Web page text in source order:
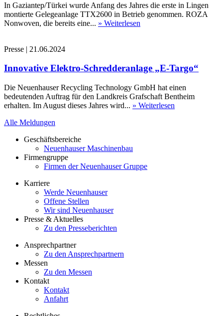
In Gaziantep/Türkei wurde Anfang des Jahres die erste in Lingen
montierte Gelegeanlage TTX2600 in Betrieb genommen. ROZA
Nonwoven, die bereits eine... » Weiterlesen
Presse | 21.06.2024
Innovative Elektro-Schredderanlage „E-Targo“
Die Neuenhauser Recycling Technology GmbH hat einen
bedeutenden Auftrag für den Landkreis Grafschaft Bentheim
erhalten. Im August dieses Jahres wird... » Weiterlesen
Alle Meldungen
Geschäftsbereiche
Neuenhauser Maschinenbau
Firmengruppe
Firmen der Neuenhauser Gruppe
Karriere
Werde Neuenhauser
Offene Stellen
Wir sind Neuenhauser
Presse & Aktuelles
Zu den Presseberichten
Ansprechpartner
Zu den Ansprechpartnern
Messen
Zu den Messen
Kontakt
Kontakt
Anfahrt